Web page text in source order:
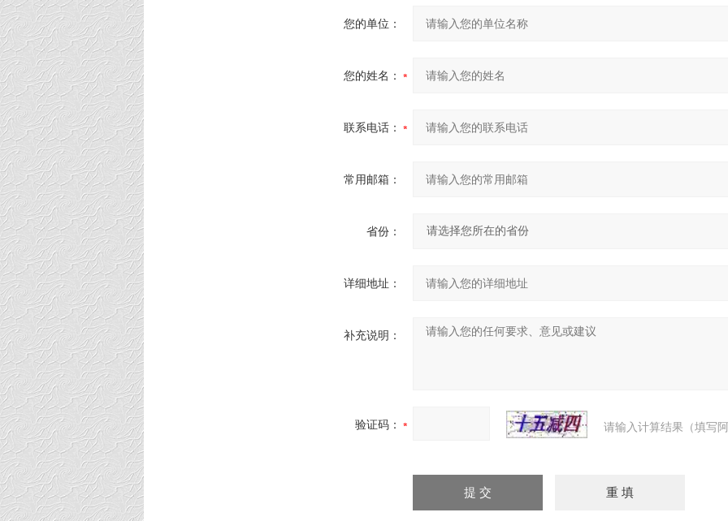
您的单位：
您的姓名：
联系电话：
常用邮箱：
省份：
详细地址：
补充说明：
验证码： 请输入计算结果（填写